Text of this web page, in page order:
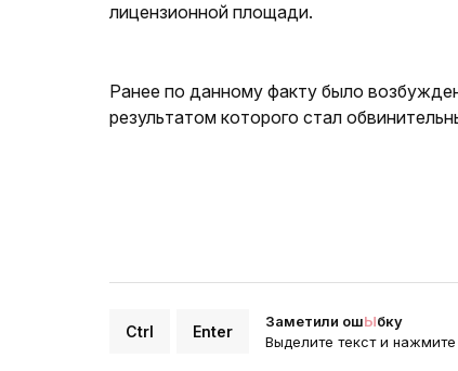
лицензионной площади.
Ранее по данному факту было
результатом которого стал
Ctrl Enter
Заметили ошЫбку
Выделите текст и нажмите